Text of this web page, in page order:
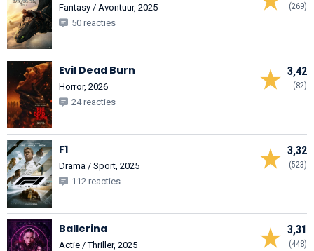
(269)
Fantasy / Avontuur, 2025
50 reacties
3,42
(82)
Evil Dead Burn
Horror, 2026
24 reacties
3,32
(523)
F1
Drama / Sport, 2025
112 reacties
3,31
(448)
Ballerina
Actie / Thriller, 2025